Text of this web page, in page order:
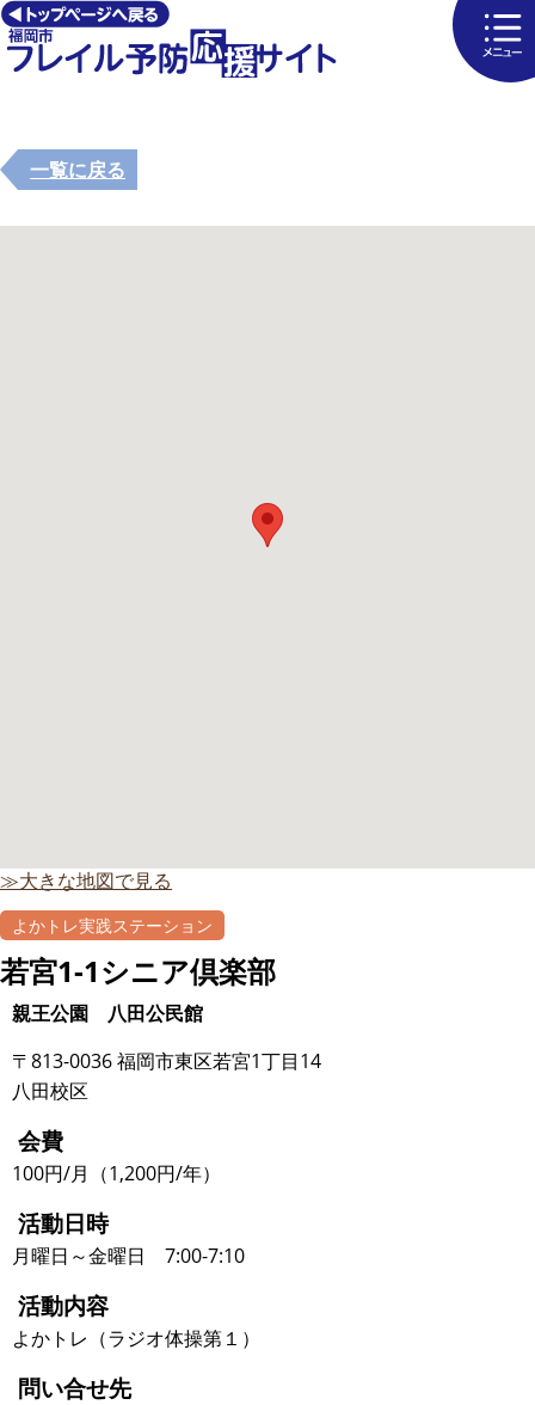
一覧に戻る
≫大きな地図で見る
よかトレ実践ステーション
若宮1-1シニア倶楽部
親王公園 八田公民館
〒813-0036 福岡市東区若宮1丁目14
八田校区
会費
100円/月（1,200円/年）
活動日時
月曜日～金曜日 7:00-7:10
活動内容
よかトレ（ラジオ体操第１）
問い合せ先